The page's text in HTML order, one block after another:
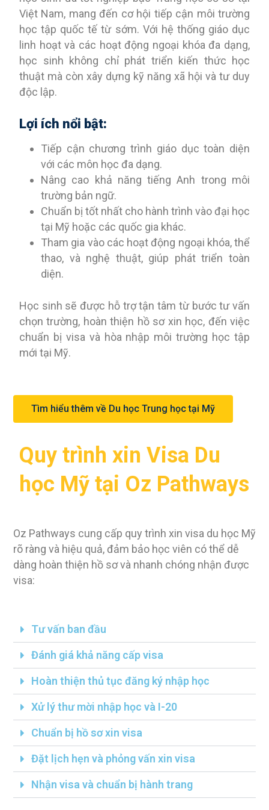
Việt Nam, mang đến cơ hội tiếp cận môi trường
học tập quốc tế từ sớm. Với hệ thống giáo dục
linh hoạt và các hoạt động ngoại khóa đa dạng,
học sinh không chỉ phát triển kiến thức học
thuật mà còn xây dựng kỹ năng xã hội và tư duy
độc lập.
Lợi ích nổi bật:
Tiếp cận chương trình giáo dục toàn diện
với các môn học đa dạng.
Nâng cao khả năng tiếng Anh trong môi
trường bản ngữ.
Chuẩn bị tốt nhất cho hành trình vào đại học
tại Mỹ hoặc các quốc gia khác.
Tham gia vào các hoạt động ngoại khóa, thể
thao, và nghệ thuật, giúp phát triển toàn
diện.
Học sinh sẽ được hỗ trợ tận tâm từ bước tư vấn
chọn trường, hoàn thiện hồ sơ xin học, đến việc
chuẩn bị visa và hòa nhập môi trường học tập
mới tại Mỹ.
Tìm hiểu thêm về Du học Trung học tại Mỹ
Quy trình xin Visa Du
học Mỹ tại Oz Pathways
Oz Pathways cung cấp quy trình xin visa du học Mỹ
rõ ràng và hiệu quả, đảm bảo học viên có thể dễ
dàng hoàn thiện hồ sơ và nhanh chóng nhận được
visa:
Tư vấn ban đầu
Đánh giá khả năng cấp visa
Hoàn thiện thủ tục đăng ký nhập học
Xử lý thư mời nhập học và I-20
Chuẩn bị hồ sơ xin visa
Đặt lịch hẹn và phỏng vấn xin visa
Nhận visa và chuẩn bị hành trang